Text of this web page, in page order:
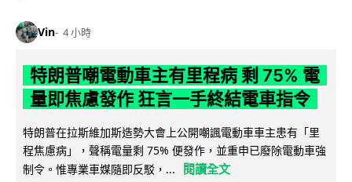
Vin 4 小時
特朗普嘲電動車主有里程病 剩 75% 電
量即焦慮發作 狂言一手終結電車指令
特朗普在拉斯維加斯造勢大會上公開嘲諷電動車車主患有「里
程焦慮病」，聲稱電量剩 75% 便發作，並重申已廢除電動車強
制令。惟專業車媒隨即反駁，...
閱讀全文